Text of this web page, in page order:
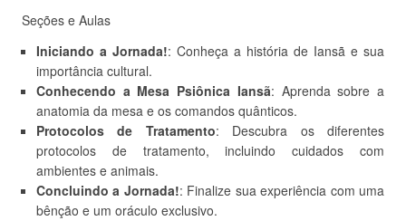
Seções e Aulas
Iniciando a Jornada!: Conheça a história de Iansã e sua
importância cultural.
Conhecendo a Mesa Psiônica Iansã: Aprenda sobre a
anatomia da mesa e os comandos quânticos.
Protocolos de Tratamento: Descubra os diferentes
protocolos de tratamento, incluindo cuidados com
ambientes e animais.
Concluindo a Jornada!: Finalize sua experiência com uma
bênção e um oráculo exclusivo.